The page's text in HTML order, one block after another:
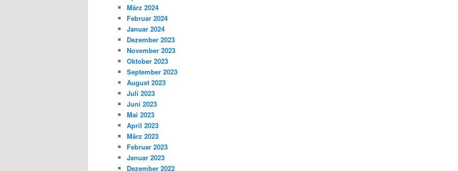
März 2024
Februar 2024
Januar 2024
Dezember 2023
November 2023
Oktober 2023
September 2023
August 2023
Juli 2023
Juni 2023
Mai 2023
April 2023
März 2023
Februar 2023
Januar 2023
Dezember 2022